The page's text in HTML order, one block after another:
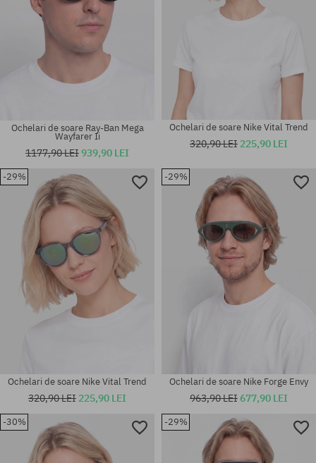
Mărimi existente:
51; 55
mărime universală
Mărimi existente:
Ochelari de soare Ray-Ban Mega
Wayfarer Ii
1177,90 LEI939,90 LEI
mărime universală
Ochelari de soare Nike Vital Trend
320,90 LEI 225,90 LEI
-29%
Ochelari de soare Nike Vital Trend
320,90 LEI 225,90 LEI
-29%
Ochelari de soare Nike Forge Envy
963,90 LEI677,90 LEI
-30% -29%